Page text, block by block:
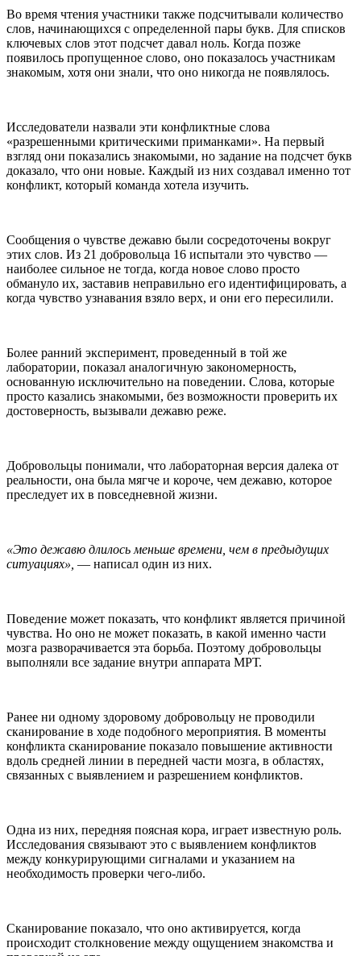
Во время чтения участники также подсчитывали количество
слов, начинающихся с определенной пары букв. Для списков
ключевых слов этот подсчет давал ноль. Когда позже
появилось пропущенное слово, оно показалось участникам
знакомым, хотя они знали, что оно никогда не появлялось.
Исследователи назвали эти конфликтные слова
«разрешенными критическими приманками». На первый
взгляд они показались знакомыми, но задание на подсчет букв
доказало, что они новые. Каждый из них создавал именно тот
конфликт, который команда хотела изучить.
Сообщения о чувстве дежавю были сосредоточены вокруг
этих слов. Из 21 добровольца 16 испытали это чувство —
наиболее сильное не тогда, когда новое слово просто
обмануло их, заставив неправильно его идентифицировать, а
когда чувство узнавания взяло верх, и они его пересилили.
Более ранний эксперимент, проведенный в той же
лаборатории, показал аналогичную закономерность,
основанную исключительно на поведении. Слова, которые
просто казались знакомыми, без возможности проверить их
достоверность, вызывали дежавю реже.
Добровольцы понимали, что лабораторная версия далека от
реальности, она была мягче и короче, чем дежавю, которое
преследует их в повседневной жизни.
«Это дежавю длилось меньше времени, чем в предыдущих
ситуациях», — написал один из них.
Поведение может показать, что конфликт является причиной
чувства. Но оно не может показать, в какой именно части
мозга разворачивается эта борьба. Поэтому добровольцы
выполняли все задание внутри аппарата МРТ.
Ранее ни одному здоровому добровольцу не проводили
сканирование в ходе подобного мероприятия. В моменты
конфликта сканирование показало повышение активности
вдоль средней линии в передней части мозга, в областях,
связанных с выявлением и разрешением конфликтов.
Одна из них, передняя поясная кора, играет известную роль.
Исследования связывают это с выявлением конфликтов
между конкурирующими сигналами и указанием на
необходимость проверки чего-либо.
Сканирование показало, что оно активируется, когда
происходит столкновение между ощущением знакомства и